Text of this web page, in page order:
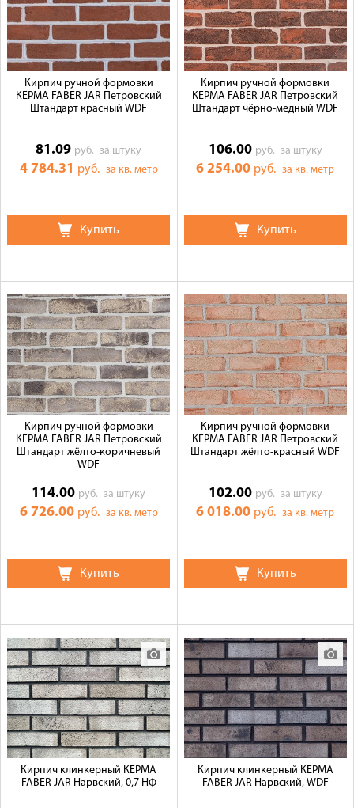
Кирпич ручной формовки
КЕРМА FABER JAR Петровский
Штандарт красный WDF
81.09 руб.за штуку
4 784.31 руб. за кв. метр
Купить
Кирпич ручной формовки
КЕРМА FABER JAR Петровский
Штандарт чёрно-медный WDF
106.00 руб. за штуку
6 254.00 руб.за кв. метр
Купить
Кирпич ручной формовки
КЕРМА FABER JAR Петровский
Штандарт жёлто-коричневый
WDF
114.00 руб.за штуку
6 726.00 руб. за кв. метр
Купить
Кирпич ручной формовки
КЕРМА FABER JAR Петровский
Штандарт жёлто-красный WDF
102.00 руб. за штуку
6 018.00 руб.за кв. метр
Купить
Кирпич клинкерный КЕРМА
FABER JAR Нарвский, 0,7 НФ
Кирпич клинкерный КЕРМА
FABER JAR Нарвский, WDF